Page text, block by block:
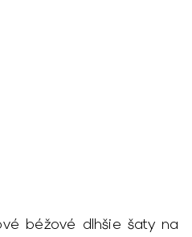
béžové dlhšie šaty na